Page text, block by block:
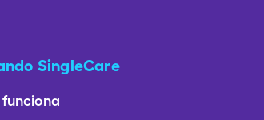
SingleCare